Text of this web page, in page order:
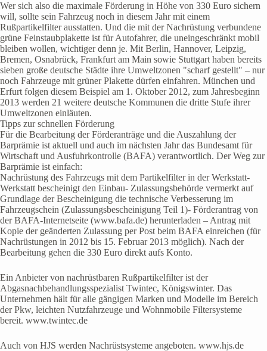
Wer sich also die maximale Förderung in Höhe von 330 Euro sichern
will, sollte sein Fahrzeug noch in diesem Jahr mit einem
Rußpartikelfilter ausstatten. Und die mit der Nachrüstung verbundene
grüne Feinstaubplakette ist für Autofahrer, die uneingeschränkt mobil
bleiben wollen, wichtiger denn je. Mit Berlin, Hannover, Leipzig,
Bremen, Osnabrück, Frankfurt am Main sowie Stuttgart haben bereits
sieben große deutsche Städte ihre Umweltzonen "scharf gestellt" – nur
noch Fahrzeuge mit grüner Plakette dürfen einfahren. München und
Erfurt folgen diesem Beispiel am 1. Oktober 2012, zum Jahresbeginn
2013 werden 21 weitere deutsche Kommunen die dritte Stufe ihrer
Umweltzonen einläuten.
Tipps zur schnellen Förderung
Für die Bearbeitung der Förderanträge und die Auszahlung der
Barprämie ist aktuell und auch im nächsten Jahr das Bundesamt für
Wirtschaft und Ausfuhrkontrolle (BAFA) verantwortlich. Der Weg zur
Barprämie ist einfach:
Nachrüstung des Fahrzeugs mit dem Partikelfilter in der Werkstatt-
Werkstatt bescheinigt den Einbau- Zulassungsbehörde vermerkt auf
Grundlage der Bescheinigung die technische Verbesserung im
Fahrzeugschein (Zulassungsbescheinigung Teil 1)- Förderantrag von
der BAFA-Internetseite (www.bafa.de) herunterladen – Antrag mit
Kopie der geänderten Zulassung per Post beim BAFA einreichen (für
Nachrüstungen in 2012 bis 15. Februar 2013 möglich). Nach der
Bearbeitung gehen die 330 Euro direkt aufs Konto.
Ein Anbieter von nachrüstbaren Rußpartikelfilter ist der
Abgasnachbehandlungsspezialist Twintec, Königswinter. Das
Unternehmen hält für alle gängigen Marken und Modelle im Bereich
der Pkw, leichten Nutzfahrzeuge und Wohnmobile Filtersysteme
bereit. www.twintec.de
Auch von HJS werden Nachrüstsysteme angeboten. www.hjs.de